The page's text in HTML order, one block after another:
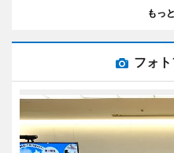
もっ
フォ